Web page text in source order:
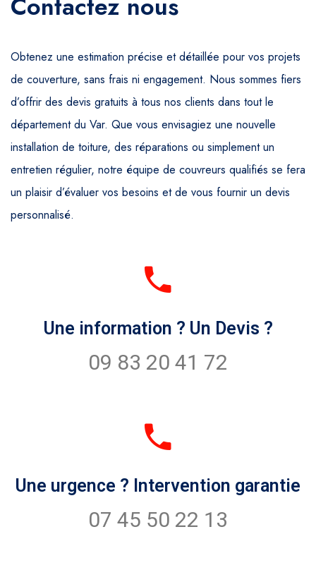
Obtenez une estimation précise et détaillée pour vos projets
de couverture, sans frais ni engagement. Nous sommes fiers
d’offrir des devis gratuits à tous nos clients dans tout le
département du Var. Que vous envisagiez une nouvelle
installation de toiture, des réparations ou simplement un
entretien régulier, notre équipe de couvreurs qualifiés se fera
un plaisir d’évaluer vos besoins et de vous fournir un devis
personnalisé.
Une information ? Un Devis ?
09 83 20 41 72
Une urgence ? Intervention garantie
07 45 50 22 13